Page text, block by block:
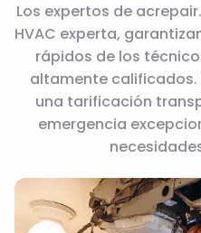
Los expertos de
HVAC experta,
rápidos de los
altamente
una tarificación
emergencia